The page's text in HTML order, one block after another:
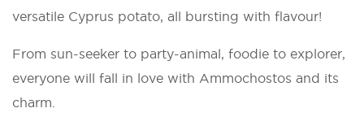
versatile Cyprus potato, all bursting with flavour!
From sun-seeker to party-animal, foodie to explorer,
everyone will fall in love with Ammochostos and its
charm.